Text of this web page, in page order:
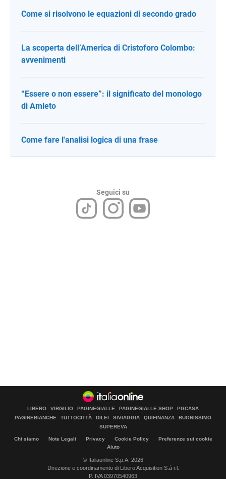
Come si risolvono le equazioni di secondo grado
La scoperta dell’America di Cristoforo Colombo:
avvenimenti
“Essere o non essere”: il significato del monologo
di Amleto
Come fare l'analisi logica di una frase
Seguici su
LIBERO VIRGILIO PAGINEGIALLE PAGINEGIALLE SHOP
PGCASA
PAGINEBIANCHE
TUTTOCITTÀ DILEI SIVIAGGIA QUIFINANZA
BUONISSIMO
SUPEREVA
Chi siamo Note Legali Privacy Cookie Policy
Preferenze sui cookie
Aiuto
© Italiaonline S.p.A. 2026
Direzione e coordinamento di Libero Acquisition S.á r.l.
P. IVA 03970540963